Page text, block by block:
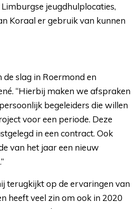
jeugdhulplocaties,
Koraal er gebruik van kunnen
de slag in Roermond en
“Hierbij maken we afspraken
begeleiders die willen
voor een periode. Deze
in een contract. Ook
van het jaar een nieuw
terugkijkt op de ervaringen van
heeft veel zin om ook in 2020